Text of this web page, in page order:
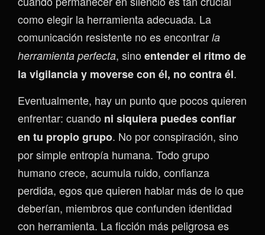
como elegir la herramienta adecuada. La
comunicación resistente no es encontrar la
herramienta perfecta, sino entender el ritmo de
la vigilancia y moverse con él, no contra él.
Eventualmente, hay un punto que pocos quieren
enfrentar: cuando ni siquiera puedes confiar
en tu propio grupo. No por conspiración, sino
por simple entropía humana. Todo grupo
humano crece, acumula ruido, confianza
perdida, egos que quieren hablar más de lo que
deberían, miembros que confunden identidad
con herramienta. La ficción más peligrosa es